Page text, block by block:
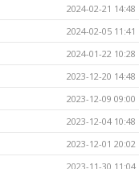
2024-02-21 14:48
2024-02-05 11:41
2024-01-22 10:28
2023-12-20 14:48
2023-12-09 09:00
2023-12-04 10:48
2023-12-01 20:02
2023-11-30 11:04